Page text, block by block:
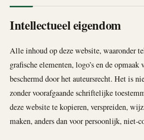
Intellectueel eigendom
Alle inhoud op deze website, waaronder
grafische elementen, logo’s en de opmaak
beschermd door het auteursrecht. Het is
zonder voorafgaande schriftelijke
deze website te kopieren, verspreiden,
maken, anders dan voor persoonlijk, niet-